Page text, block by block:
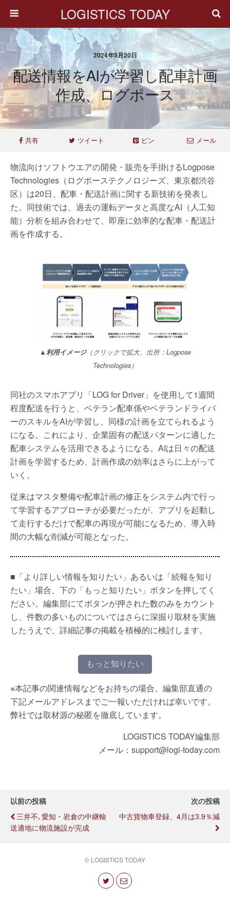
LOGISTICS TODAY
2024年5月20日
配送情報をAIが学習し配車計画
作成、ログポース
共有 ツイート ピン メール
物流向けソフトウエアの開発・販売を手掛けるLogpose
Technologies（ログポーステクノロジーズ、東京都渋谷
区）は20日、配車・配送計画に関する新技術を発表し
た。同技術では、過去の運転データと高度なAI（人工知
能）分析を組み合わせて、即座に効率的な配車・配送計
画を作成する。
▲利用イメージ（クリックで拡大、出所：Logpose
Technologies）
同社のスマホアプリ「LOG for Driver」を使用して1週間
程度配送を行うと、ベテラン配車係やベテランドライバ
ーのスキルをAIが学習し、同様の計画を立てられるよう
になる。これにより、企業固有の配送パターンに適した
配車システムを活用できるようになる。AIは日々の配送
計画を学習するため、計画作成の効率はさらに上がって
いく。
従来はマスタ整備や配車計画の修正をシステム内で行っ
て学習するアプローチが必要だったが、アプリを起動し
て走行するだけで配車の再現が可能になるため、導入時
間の大幅な削減が可能となった。
■「より詳しい情報を知りたい」あるいは「続報を知り
たい」場合、下の「もっと知りたい」ボタンを押してく
ださい。編集部にてボタンが押された数のみをカウント
し、件数の多いものについてはさらに深掘り取材を実施
したうえで、詳細記事の掲載を積極的に検討します。
もっと知りたい
※本記事の関連情報などをお持ちの場合、編集部直通の
下記メールアドレスまでご一報いただければ幸いです。
弊社では取材源の秘匿を徹底しています。
LOGISTICS TODAY編集部
メール：support@logi-today.com
以前の投稿
三井不､愛知・岩倉の中継輸
送適地に物流施設が完成
次の投稿
中古貨物車登録、4月は3.9％減
© LOGISTICS TODAY